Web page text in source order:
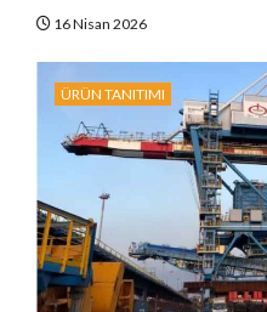
16 Nisan 2026
ÜRÜN TANITIMI